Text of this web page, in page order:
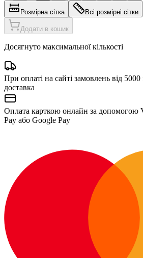
Розмірна сітка Всі розмірні сітки
Додати в кошик
Досягнуто максимальної кількості
При оплаті на сайті замовлень від
доставка
Оплата карткою онлайн за допомогою
Pay або Google Pay